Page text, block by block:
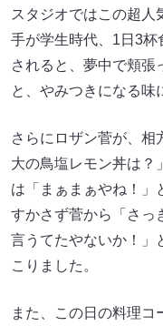
スタジオではこの超人
手が学生時代、1日3杯
されると、夢中で頬張
と、やみつきになる味
さらにロザン菅が、
大の鳥塩レモン丼は？
は「まぁまぁやね！」
すかさず菅から「さ
言うてたやないか！」
こりました。
また、この日の料理コ